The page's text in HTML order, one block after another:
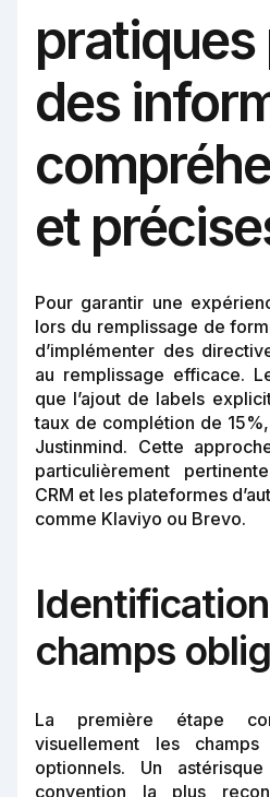
pratiques
des
et
Pour garantir une
lors du remplissage de
d’implémenter des
au remplissage efficace.
que l’ajout de labels
taux de complétion de
Justinmind. Cette
particulièrement
CRM et les plateformes
comme Klaviyo ou Brevo.
champs
La première étape
visuellement les
optionnels. Un
convention la plus